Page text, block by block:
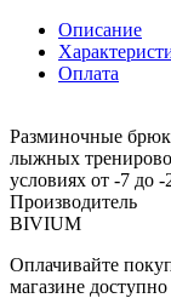
Описание
Оплата
Разминочные
лыжных
условиях от -7 до -
Производитель
BIVIUM
Оплачивайте
магазине